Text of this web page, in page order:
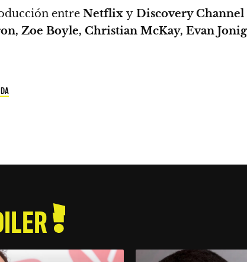
entre Netflix y Discovery Channel
Zoe Boyle, Christian McKay, Evan